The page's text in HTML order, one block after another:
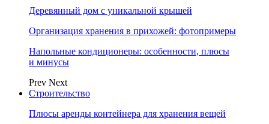
Деревянный дом с уникальной крышей
Организация хранения в прихожей: фотопримеры
Напольные кондиционеры: особенности, плюсы
и минусы
Prev Next
Строительство
Плюсы аренды контейнера для хранения вещей